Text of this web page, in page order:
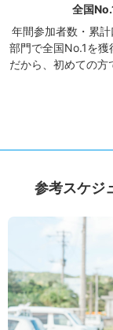
全国
年間参加者数・累
部門で全国No.1を
だから、初めての方
参考スケジ